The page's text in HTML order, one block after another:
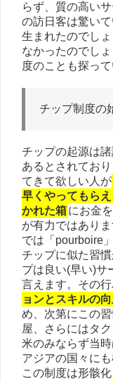
らず、質の高い
の訪日客は驚い
生まれたのでし
なかったのでし
度のことも探っ
チップ制度の
チップの起源は
あるとされてお
てきて欲しい人が
早くやってもら
かれた箱にお金
が有力ではあり
では「pourboire
チップに似た習
プは良い(早い)サ
言えます。その
ョンとスキルの
め、次第にこの
屋、さらにはタ
米のみならず当
アジアの国々に
この制度は形骸